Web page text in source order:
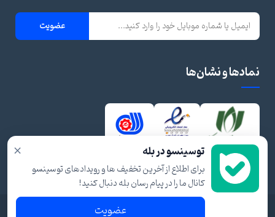
عضویت
نمادها و نشان‌ها
× توسینسو در بله
برای اطلاع از آخرین تخفیف ها و رویدادهای توسینسو
کانال ما را در پیام رسان بله دنبال کنید!
عضویت